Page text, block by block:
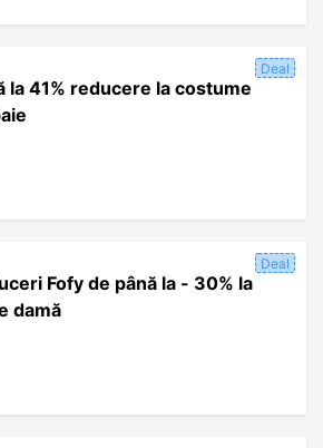
Deal
la 41% reducere la costume
Deal
Fofy de până la - 30% la
damă